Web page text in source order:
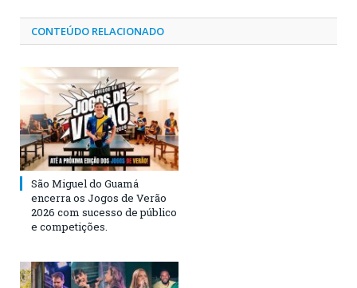
CONTEÚDO RELACIONADO
São Miguel do Guamá
encerra os Jogos de Verão
2026 com sucesso de público
e competições.